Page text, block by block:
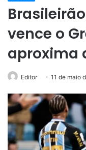
vence o
aproxima
Editor 11 de maio